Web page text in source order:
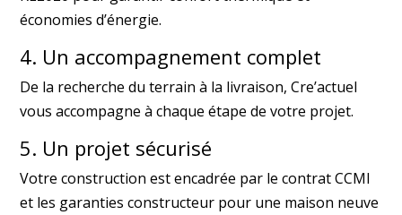
économies d’énergie.
4. Un accompagnement complet
De la recherche du terrain à la livraison, Cre’actuel
vous accompagne à chaque étape de votre projet.
5. Un projet sécurisé
Votre construction est encadrée par le contrat CCMI
et les garanties constructeur pour une maison neuve